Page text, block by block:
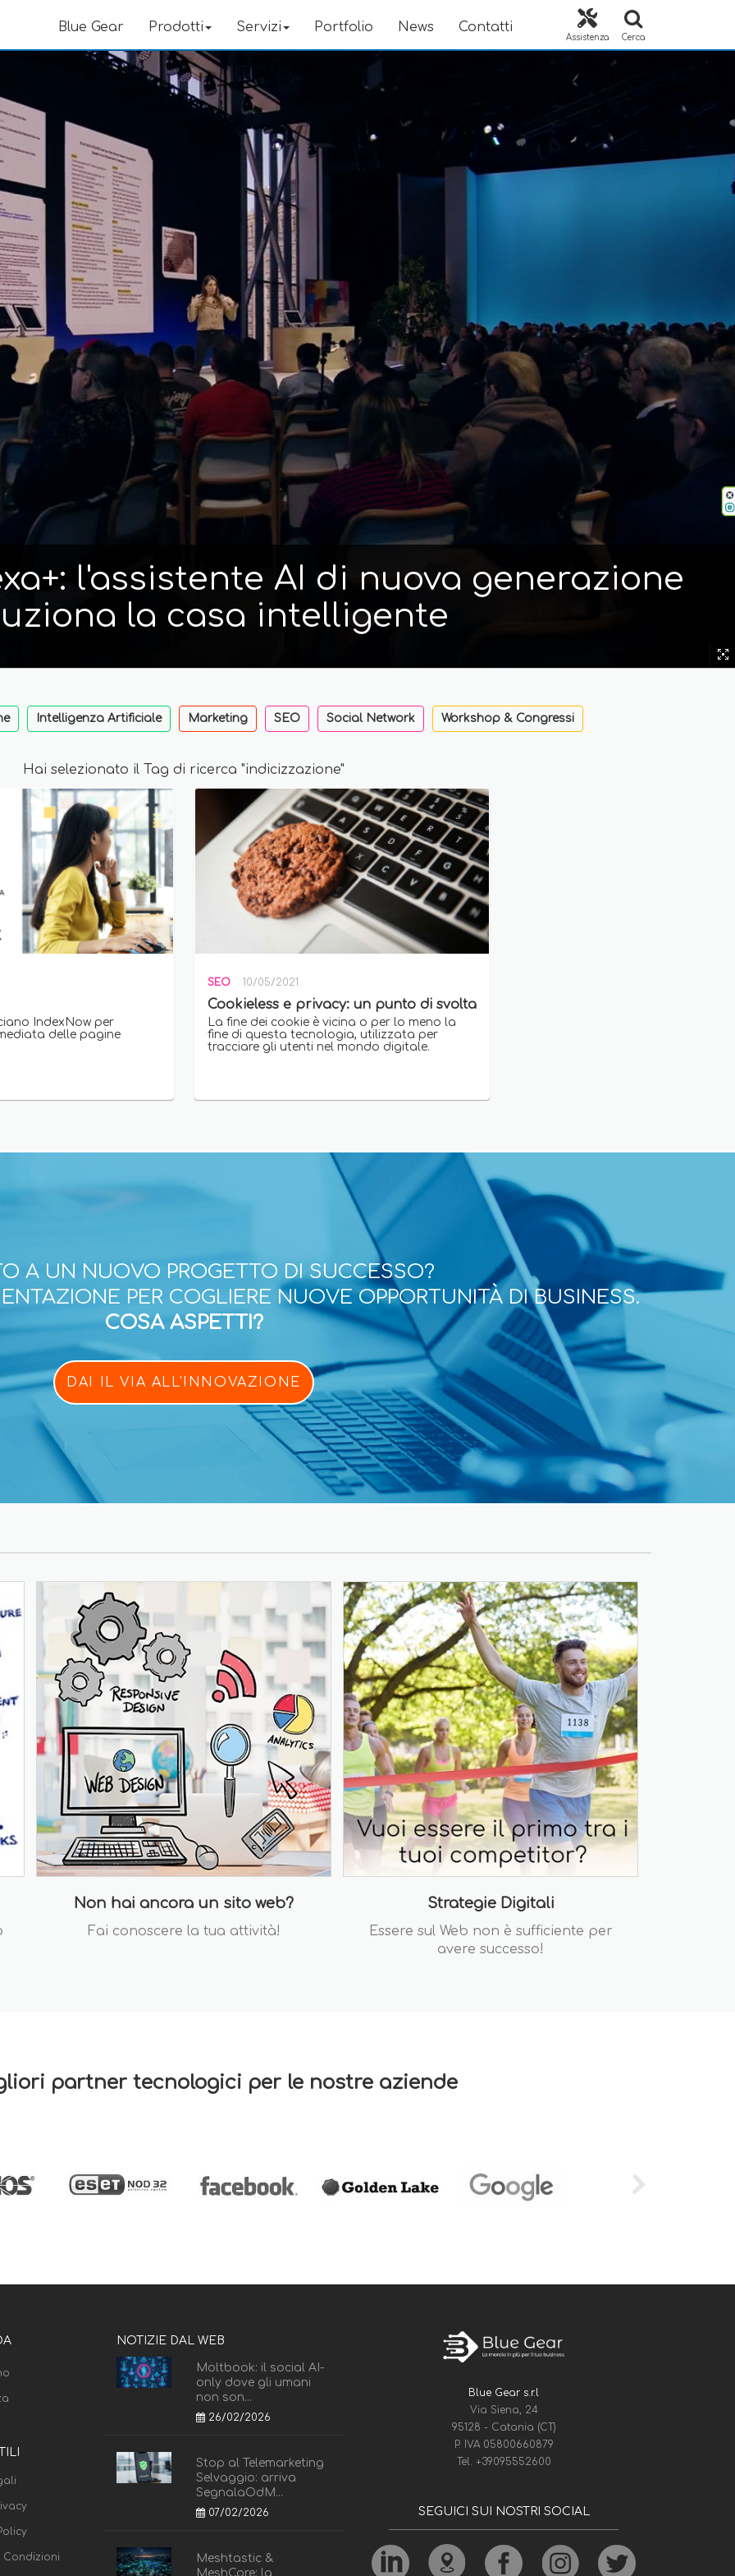
Blue Gear Prodotti Servizi Portfolio News Contatti
Assistenza Cerca
l'assistente AI di nuova generazione
la casa intelligente
Intelligenza Artificiale Marketing SEO Social Network Workshop & Congressi
Hai selezionato il Tag di ricerca "indicizzazione"
IndexNow per
delle pagine
SEO 10/05/2021
Cookieless e privacy: un punto di svolta
La fine dei cookie è vicina o per lo meno la
fine di questa tecnologia, utilizzata per
tracciare gli utenti nel mondo digitale.
A UN NUOVO PROGETTO DI SUCCESSO?
PER COGLIERE NUOVE OPPORTUNITÀ DI BUSINESS.
COSA ASPETTI?
DAI IL VIA ALL'INNOVAZIONE
Non hai ancora un sito web?
Fai conoscere la tua attività!
Strategie Digitali
Essere sul Web non è sufficiente per
avere successo!
partner tecnologici per le nostre aziende
Condizioni
NOTIZIE DAL WEB
Moltbook: il social AI-
only dove gli umani
non son...
26/02/2026
Stop al Telemarketing
Selvaggio: arriva
SegnalaOdM...
07/02/2026
Meshtastic &
MeshCore: la
Blue Gear s.r.l
Via Siena, 24
95128 - Catania (CT)
P. IVA 05800660879
Tel. +39095552600
SEGUICI SUI NOSTRI SOCIAL